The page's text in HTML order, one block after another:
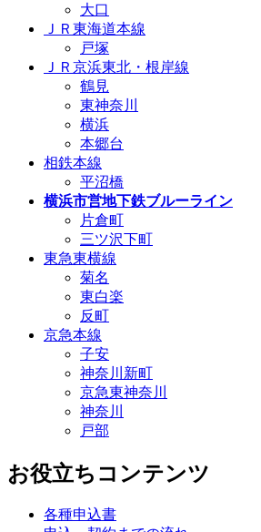
大口
ＪＲ東海道本線
戸塚
ＪＲ京浜東北・根岸線
鶴見
東神奈川
横浜
本郷台
相鉄本線
平沼橋
横浜市営地下鉄ブルーライン
片倉町
三ツ沢下町
東急東横線
菊名
東白楽
反町
京急本線
子安
神奈川新町
京急東神奈川
神奈川
戸部
お役立ちコンテンツ
各種申込書